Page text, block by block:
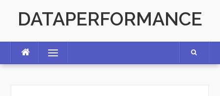
contentDATAPERFORMANCE
Menu